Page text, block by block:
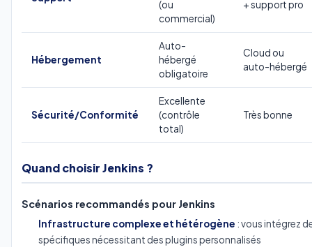
(ou
commercial)
+ support pro
Hébergement
Auto-
hébergé
obligatoire
Cloud ou
auto-hébergé
Sécurité/Conformité
Excellente
(contrôle
total)
Très bonne
Quand choisir Jenkins ?
Scénarios recommandés pour Jenkins
Infrastructure complexe et hétérogène : vous intégrez
spécifiques nécessitant des plugins personnalisés